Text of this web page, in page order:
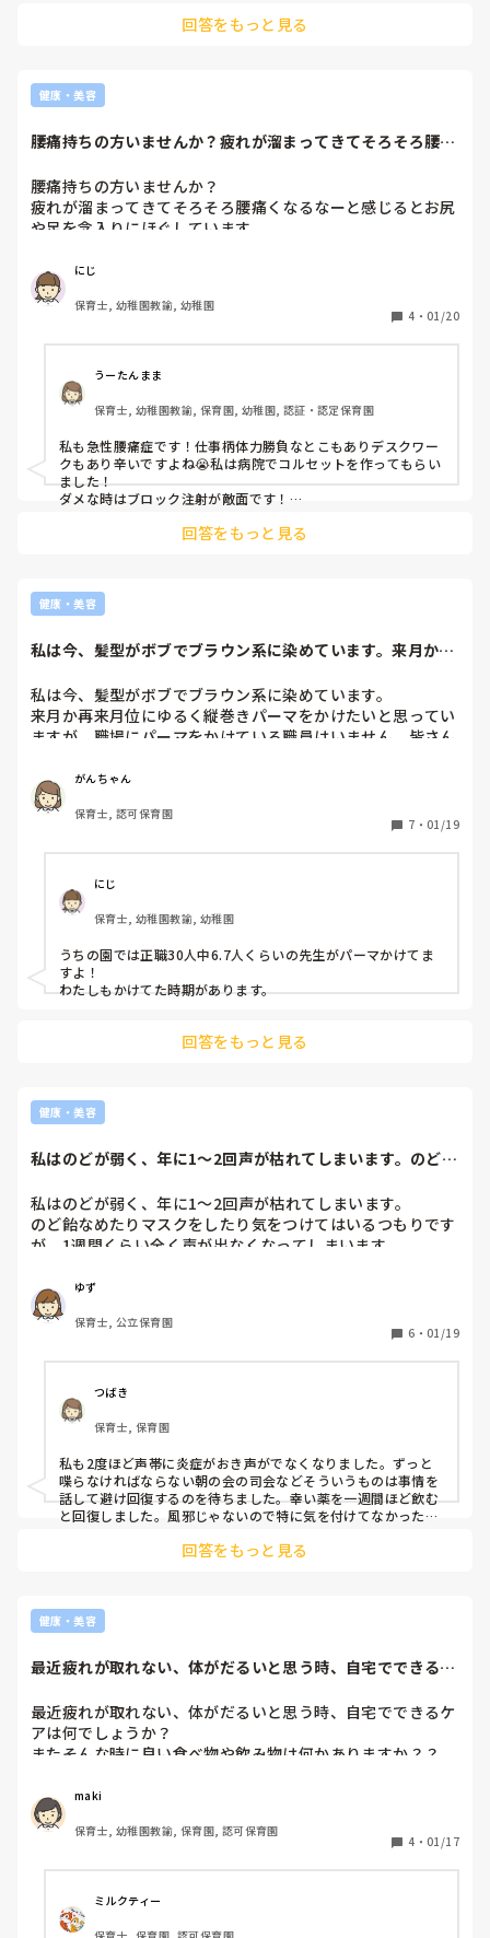
回答をもっと見る
健康・美容
腰痛持ちの方いませんか？疲れが溜まってきてそろそろ腰痛
腰痛持ちの方いませんか？
疲れが溜まってきてそろそろ腰痛くなるなーと感じるとお尻
や足を念入りにほぐしています。
職業病とわかっていますが、マッサージや整体に行った方が
いいですか？
また通ってる方はどれくらいの頻度で行かれてますか？
にじ
保育士, 幼稚園教諭, 幼稚園
4 ・ 01/20
うーたんまま
保育士, 幼稚園教諭, 保育園, 幼稚園, 認証・認定保育園
私も急性腰痛症です！仕事柄体力勝負なとこもありデスクワー
クもあり辛いですよね😭私は病院でコルセットを作ってもらい
ました！
ダメな時はブロック注射が敵面です！
いかもしれませんね！レントゲンでは分からない内部のことを
回答をもっと見る
健康・美容
私は今、髪型がボブでブラウン系に染めています。来月か再
私は今、髪型がボブでブラウン系に染めています。
来月か再来月位にゆるく縦巻きパーマをかけたいと思ってい
ますが、職場にパーマをかけている職員はいません。皆さん
がんちゃん
保育士, 認可保育園
7 ・ 01/19
にじ
保育士, 幼稚園教諭, 幼稚園
うちの園では正職30人中6.7人くらいの先生がパーマかけてま
すよ！
わたしもかけてた時期があります。
回答をもっと見る
健康・美容
私はのどが弱く、年に1〜2回声が枯れてしまいます。のど飴
私はのどが弱く、年に1〜2回声が枯れてしまいます。
のど飴なめたりマスクをしたり気をつけてはいるつもりです
が、1週間くらい全く声が出なくなってしまいます。
保育がとてもやりにくく周りに迷惑もかけて困っています。
耳鼻咽喉科に行っても風邪からだね〜としか言われず、特に
ポリープがあるなどの問題はありません。
同じような経験されている方、また周りにこういう先生がい
る方いますか？
全然声が不調になることはないですか？
いらっしゃったら、どのようなことに気をつけているかや、
ゆず
保育士, 公立保育園
6 ・ 01/19
つばき
保育士, 保育園
私も2度ほど声帯に炎症がおき声がでなくなりました。ずっと
喋らなければならない朝の会の司会などそういうものは事情を
話して避け回復するのを待ちました。幸い薬を一週間ほど飲む
と回復しました。風邪じゃないので特に気を付けてなかったで
回答をもっと見る
健康・美容
最近疲れが取れない、体がだるいと思う時、自宅でできるケ
最近疲れが取れない、体がだるいと思う時、自宅でできるケ
アは何でしょうか？
またそんな時に良い食べ物や飲み物は何かありますか？？
maki
保育士, 幼稚園教諭, 保育園, 認可保育園
4 ・ 01/17
ミルクティー